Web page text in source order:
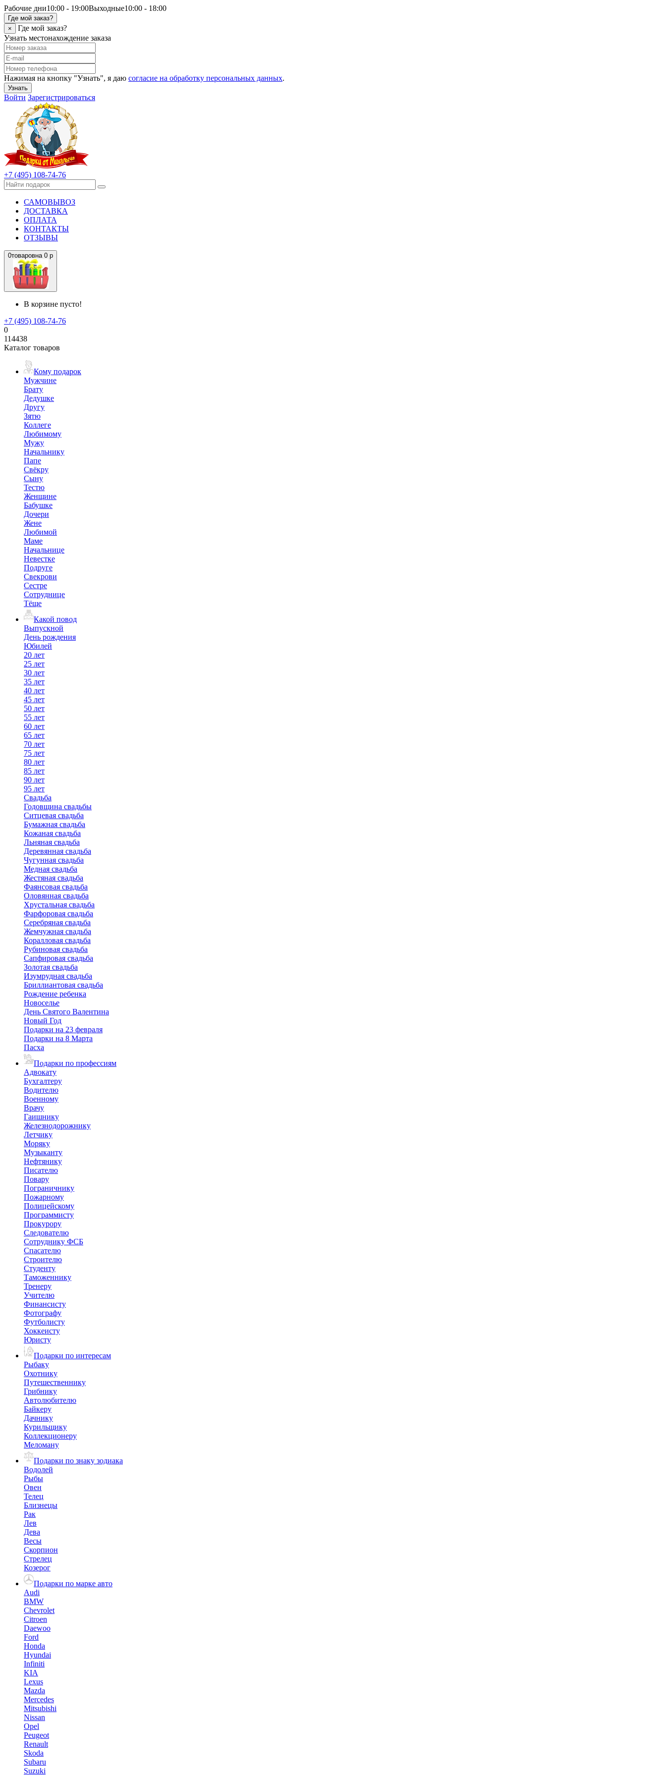
Рабочие дни10:00 - 19:00Выходные10:00 - 18:00
Где мой заказ?
×
Где мой заказ?
Узнать местонахождение заказа
Нажимая на кнопку "Узнать", я даю согласие на обработку персональных данных.
Узнать
Войти Зарегистрироваться
+7 (495) 108-74-76
САМОВЫВОЗ
ДОСТАВКА
ОПЛАТА
КОНТАКТЫ
ОТЗЫВЫ
0товаровна 0 р
В корзине пусто!
+7 (495) 108-74-76
0
114438
Каталог товаров
Кому подарок
Мужчине
Брату
Дедушке
Другу
Зятю
Коллеге
Любимому
Мужу
Начальнику
Папе
Свёкру
Сыну
Тестю
Женщине
Бабушке
Дочери
Жене
Любимой
Маме
Начальнице
Невестке
Подруге
Свекрови
Сестре
Сотруднице
Тёще
Какой повод
Выпускной
День рождения
Юбилей
20 лет
25 лет
30 лет
35 лет
40 лет
45 лет
50 лет
55 лет
60 лет
65 лет
70 лет
75 лет
80 лет
85 лет
90 лет
95 лет
Свадьба
Годовщина свадьбы
Ситцевая свадьба
Бумажная свадьба
Кожаная свадьба
Льняная свадьба
Деревянная свадьба
Чугунная свадьба
Медная свадьба
Жестяная свадьба
Фаянсовая свадьба
Оловянная свадьба
Хрустальная свадьба
Фарфоровая свадьба
Серебряная свадьба
Жемчужная свадьба
Коралловая свадьба
Рубиновая свадьба
Сапфировая свадьба
Золотая свадьба
Изумрудная свадьба
Бриллиантовая свадьба
Рождение ребенка
Новоселье
День Святого Валентина
Новый Год
Подарки на 23 февраля
Подарки на 8 Марта
Пасха
Подарки по профессиям
Адвокату
Бухгалтеру
Водителю
Военному
Врачу
Гаишнику
Железнодорожнику
Летчику
Моряку
Музыканту
Нефтянику
Писателю
Повару
Пограничнику
Пожарному
Полицейскому
Программисту
Прокурору
Следователю
Сотруднику ФСБ
Спасателю
Строителю
Студенту
Таможеннику
Тренеру
Учителю
Финансисту
Фотографу
Футболисту
Хоккеисту
Юристу
Подарки по интересам
Рыбаку
Охотнику
Путешественнику
Грибнику
Автолюбителю
Байкеру
Дачнику
Курильщику
Коллекционеру
Меломану
Подарки по знаку зодиака
Водолей
Рыбы
Овен
Телец
Близнецы
Рак
Лев
Дева
Весы
Скорпион
Стрелец
Козерог
Подарки по марке авто
Audi
BMW
Chevrolet
Citroen
Daewoo
Ford
Honda
Hyundai
Infiniti
KIA
Lexus
Mazda
Mercedes
Mitsubishi
Nissan
Opel
Peugeot
Renault
Skoda
Subaru
Suzuki